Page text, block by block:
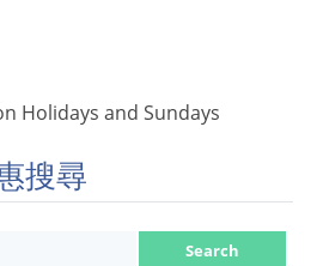
Holidays and Sundays
搜尋